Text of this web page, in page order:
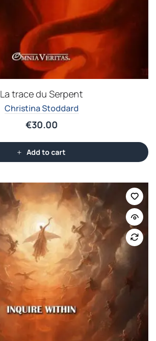
La trace du Serpent
Christina Stoddard
€30.00
Add to cart